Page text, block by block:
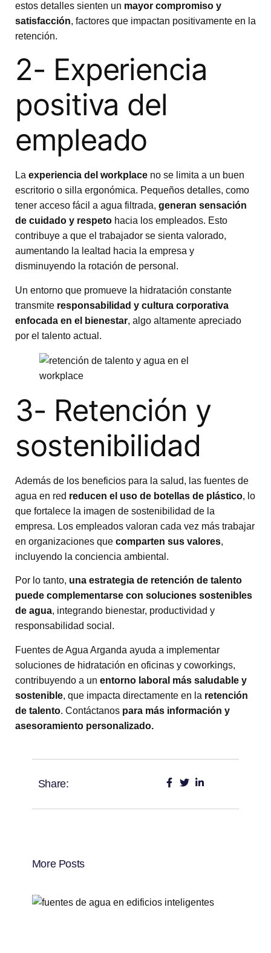
estos detalles sienten un mayor compromiso y
satisfacción, factores que impactan positivamente en la
retención.
2- Experiencia
positiva del
empleado
La experiencia del workplace no se limita a un buen
escritorio o silla ergonómica. Pequeños detalles, como
tener acceso fácil a agua filtrada, generan sensación
de cuidado y respeto hacia los empleados. Esto
contribuye a que el trabajador se sienta valorado,
aumentando la lealtad hacia la empresa y
disminuyendo la rotación de personal.
Un entorno que promueve la hidratación constante
transmite responsabilidad y cultura corporativa
enfocada en el bienestar, algo altamente apreciado
por el talento actual.
3- Retención y
sostenibilidad
Además de los beneficios para la salud, las fuentes de
agua en red reducen el uso de botellas de plástico, lo
que fortalece la imagen de sostenibilidad de la
empresa. Los empleados valoran cada vez más trabajar
en organizaciones que comparten sus valores,
incluyendo la conciencia ambiental.
Por lo tanto, una estrategia de retención de talento
puede complementarse con soluciones sostenibles
de agua, integrando bienestar, productividad y
responsabilidad social.
Fuentes de Agua Arganda ayuda a implementar
soluciones de hidratación en oficinas y coworkings,
contribuyendo a un entorno laboral más saludable y
sostenible, que impacta directamente en la retención
de talento. Contáctanos para más información y
asesoramiento personalizado.
Share:
More Posts